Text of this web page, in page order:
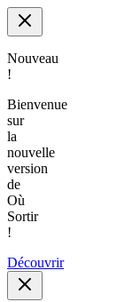
Nouveau
!
Bienvenue
sur
la
nouvelle
version
de
Où
Sortir
!
Découvrir